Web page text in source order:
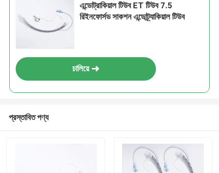
এন্ডোট্রাকিয়াল টিউব ET টিউব 7.5
রিইনফোর্সড সাকশন এন্ডোট্র্যাকিয়াল টিউব
চালিয়ে
প্রস্তাবিত পণ্য